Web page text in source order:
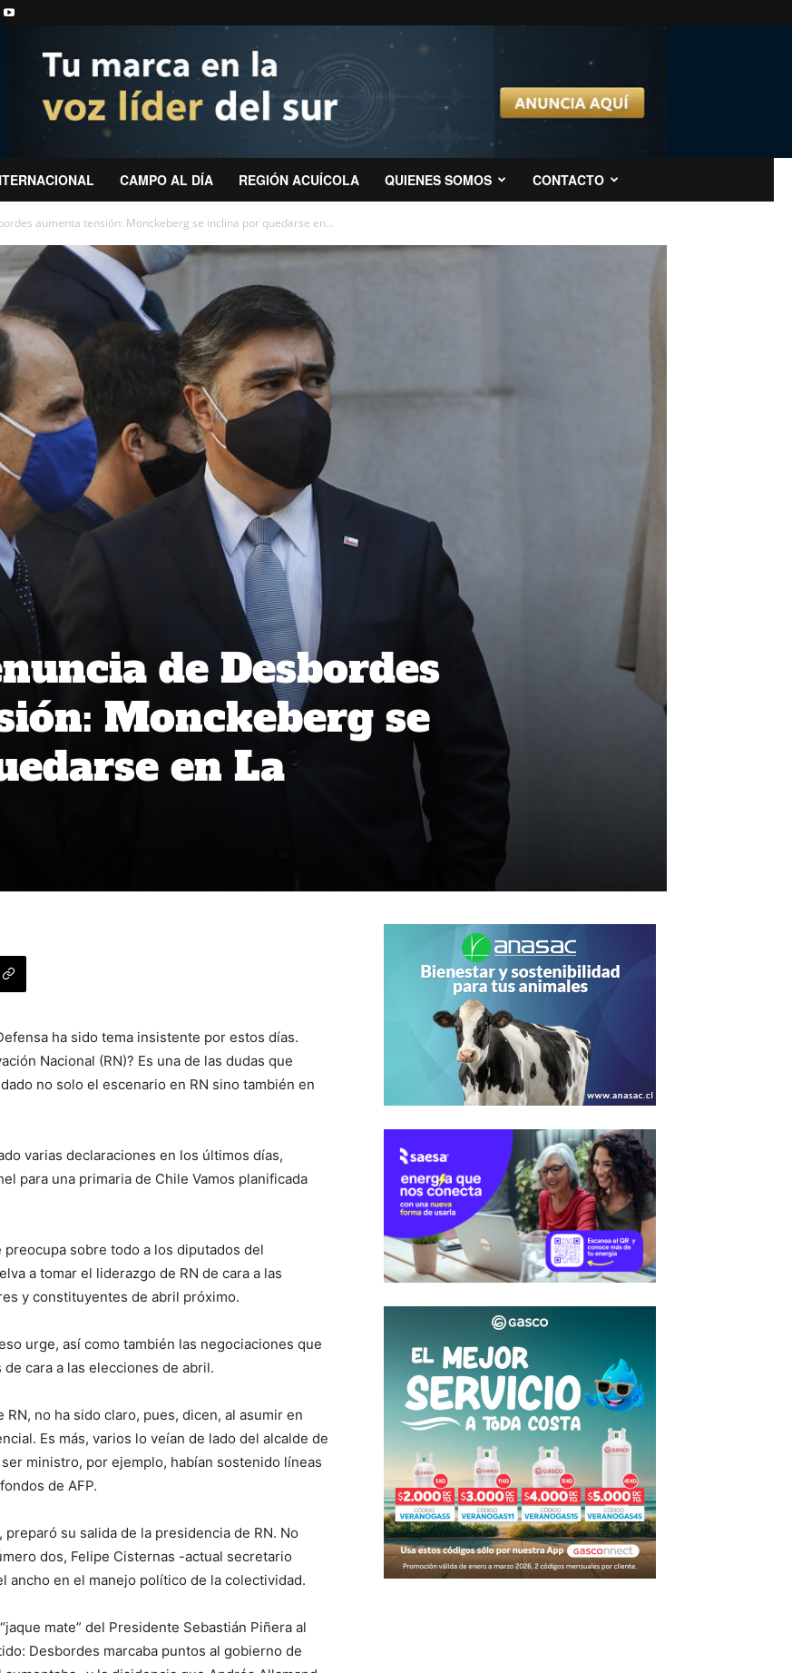
CAMPO AL DÍA REGIÓN ACUÍCOLA QUIENES SOMOS CONTACTO
aumenta tensión: Monckeberg se inclina por quedarse en...
de Desbordes
Monckeberg se
en La
ha sido tema insistente por estos días.
Nacional (RN)? Es una de las dudas que
no solo el escenario en RN sino también en
varias declaraciones en los últimos días,
para una primaria de Chile Vamos planificada
sobre todo a los diputados del
a tomar el liderazgo de RN de cara a las
y constituyentes de abril próximo.
urge, así como también las negociaciones que
cara a las elecciones de abril.
no ha sido claro, pues, dicen, al asumir en
Es más, varios lo veían de lado del alcalde de
ministro, por ejemplo, habían sostenido líneas
de AFP.
su salida de la presidencia de RN. No
dos, Felipe Cisternas -actual secretario
en el manejo político de la colectividad.
mate” del Presidente Sebastián Piñera al
Desbordes marcaba puntos al gobierno de